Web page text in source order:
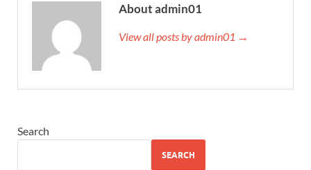
About admin01
View all posts by admin01 →
Search
SEARCH